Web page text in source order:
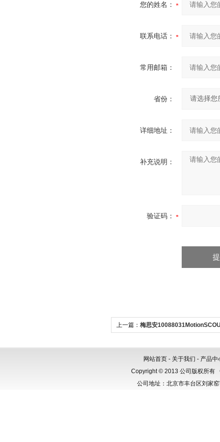
您的姓名：
联系电话：
常用邮箱：
省份：
详细地址：
补充说明：
验证码：
上一篇： 梅思安
网站首页 - 关于我们 - 产品中
Copyright © 2013 公司版权所有
公司地址：北京市丰台区刘家